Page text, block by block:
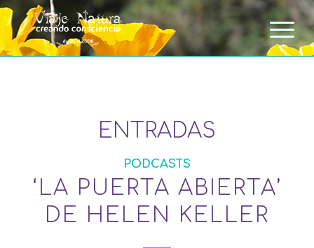
ENTRADAS
PODCASTS
‘LA PUERTA ABIERTA’
DE HELEN KELLER